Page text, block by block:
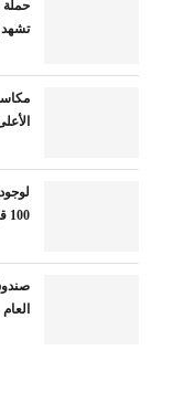
حملة
تشهد
100 قرض فقط للإعلان عنهم قريبا
العام